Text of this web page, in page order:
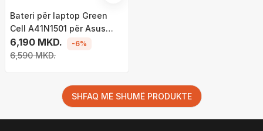
Bateri për laptop Green
Cell A41N1501 për Asus
ROG GL752 / GL752V /
GL752VW, Asus VivoBook
N752V / N752VX
6,190 MKD.
6,590 MKD.
-6%
SHFAQ MË SHUMË PRODUKTE